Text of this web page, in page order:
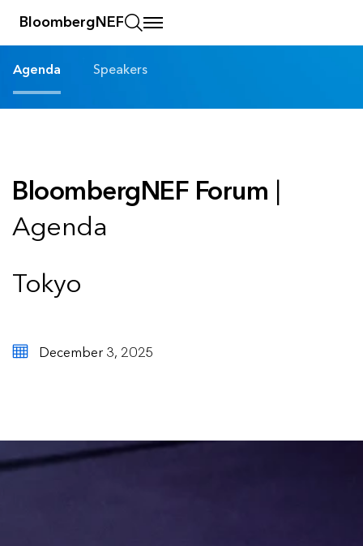
BloombergNEF
Agenda Speakers
BloombergNEF Forum |
Agenda
Tokyo
December 3, 2025